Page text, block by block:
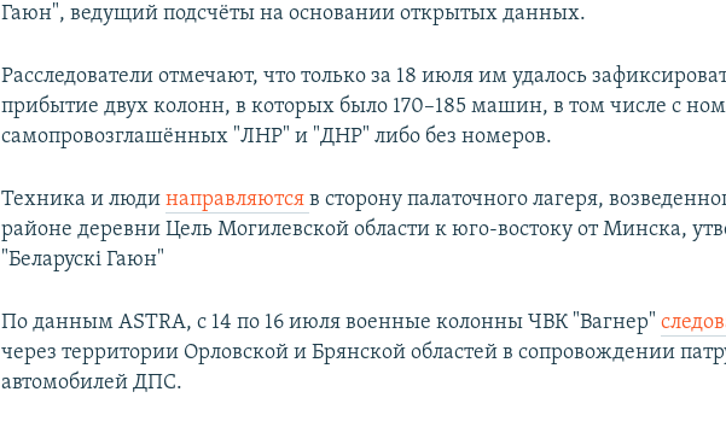
Гаюн", ведущий подсчёты на основании открытых данных.
Расследователи отмечают, что только за 18 июля им удалось
прибытие двух колонн, в которых было 170–185 машин, в том числе с
самопровозглашённых "ЛНР" и "ДНР" либо без номеров.
Техника и людинаправляютсяв сторону палаточного лагеря,
районе деревни Цель Могилевской области к юго-востоку от Минска,
"Беларускі Гаюн"
По данным ASTRA, с 14 по 16 июля военные колонны ЧВК "Вагнер"
через территории Орловской и Брянской областей в сопровождении
автомобилей ДПС.